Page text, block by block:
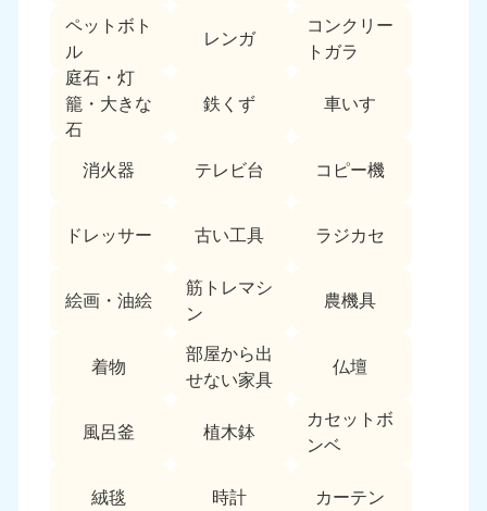
ペットボト
ル
レンガ
コンクリー
トガラ
庭石・灯
籠・大きな
石
鉄くず 車いす
消火器 テレビ台 コピー機
ドレッサー 古い工具 ラジカセ
絵画・油絵
筋トレマシ
ン
農機具
着物
部屋から出
せない家具
仏壇
風呂釜 植木鉢
カセットボ
ンベ
絨毯 時計 カーテン
岡山県
050-1881-5146
9:00〜19:00 年中無休
050-1880-9900
9:00〜19:00 年中無休
広島県
050-1881-5144
9:00〜19:00 年中無休
鳥取県
050-1881-5145
9:00〜19:00 年中無休
四国
050-1880-9899
9:00〜19:00 年中無休
050-1880-9898
9:00〜19:00 年中無休
愛媛県
9:00〜19:00 年中無休
高知県
050-1880-9897